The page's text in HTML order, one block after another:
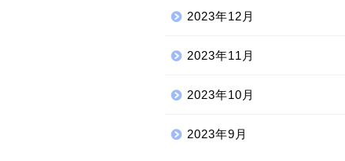
2023年12月
2023年11月
2023年10月
2023年9月